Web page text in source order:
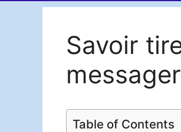
Savoir
Table of Contents